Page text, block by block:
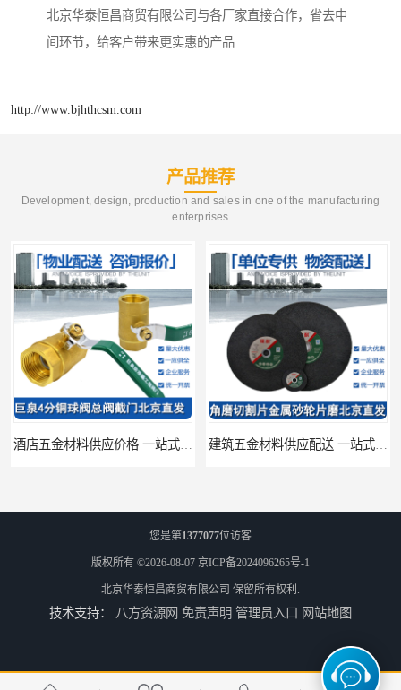
北京华泰恒昌商贸有限公司与各厂家直接合作，省去中
间环节，给客户带来更实惠的产品
http://www.bjhthcsm.com
产品推荐
Development, design, production and sales in one of the manufacturing
enterprises
酒店五金材料供应价格 一站式配送 建筑五金材料供应配送 一站式五金材料供应商
脸盆冷热水龙头批发商 水龙头冷热洗脸盆池 全城配送 厨房冷热水龙头批发 三孔面盆通用中珠 24小时内送达
您是第1377077位访客
版权所有 ©2026-08-07 京ICP备2024096265号-1
北京华泰恒昌商贸有限公司 保留所有权利.
技术支持： 八方资源网 免责声明 管理员入口 网站地图